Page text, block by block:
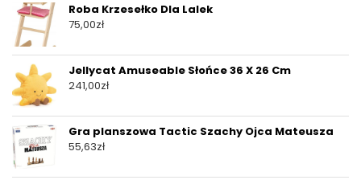
Roba Krzesełko Dla Lalek
75,00zł
Jellycat Amuseable Słońce 36 X 26 Cm
241,00zł
Gra planszowa Tactic Szachy Ojca Mateusza
55,63zł